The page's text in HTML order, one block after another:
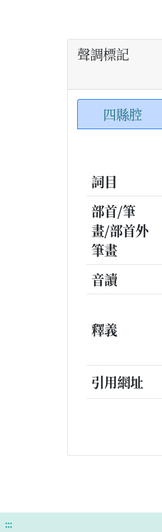
聲調標記
四縣腔
詞目
部首/筆
畫/部首外
筆畫
音讀
釋義
引用網址
:::